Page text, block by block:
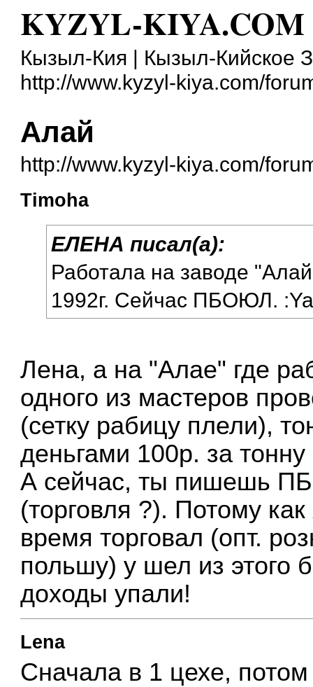
KYZYL-KIYA.COM
Кызыл-Кия | Кызыл-Кийское
http://www.kyzyl-kiya.com/
Алай
http://www.kyzyl-kiya.com/
Timoha
ЕЛЕНА писал(а):
Работала на заводе
1992г. Сейчас ПБОЮЛ.
Лена, а на "Алае" где
одного из мастеров
(сетку рабицу плели),
деньгами 100р. за
А сейчас, ты пишешь
(торговля ?). Потому
время торговал (опт.
польшу) у шел из этого
доходы упали!
Lena
Cначала в 1 цехе,